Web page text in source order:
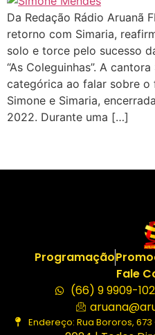
Da Redação Rádio Aruanã
retorno com Simaria,
solo e torce pelo sucesso
“As Coleguinhas”. A
categórica ao falar sobre o
Simone e Simaria,
2022. Durante uma […]
Programação
Fale
(66) 9 9909-
Endereço: Rua Bororos,